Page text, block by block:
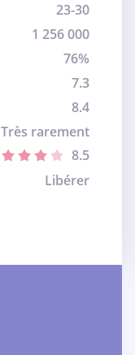
23-30
1 256 000
76%
7.3
8.4
Très rarement
8.5
Libérer